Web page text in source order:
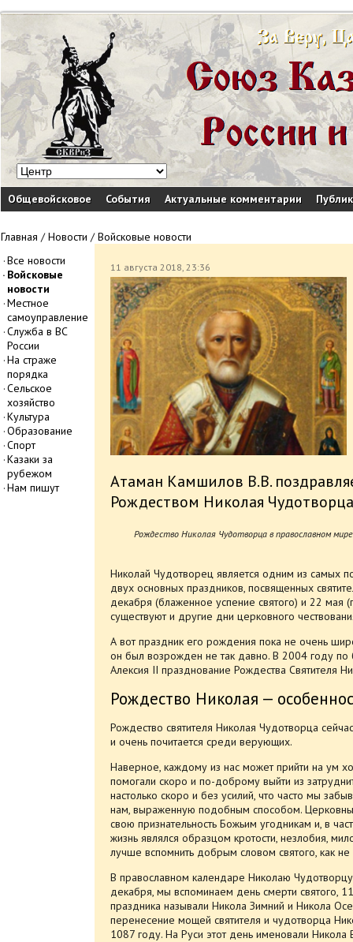
Общевойсковое События Актуальные комментарии
Главная /Новости /Войсковые новости
Все новости
Войсковые
новости
Местное
самоуправление
Служба в ВС
России
На страже
порядка
Сельское
хозяйство
Культура
Образование
Спорт
Казаки за
рубежом
Нам пишут
11 августа 2018, 23:36
Атаман Камшилов В.В.
Рождеством Николая Чудотворца
Рождество Николая Чудотворца в православном
Николай Чудотворец является одним из самых
двух основных праздников, посвященных
декабря (блаженное успение святого) и 22 мая
существуют и другие дни церковного
А вот праздник его рождения пока не очень
он был возрожден не так давно. В 2004 году по
Алексия II празднование Рождества Святителя
Рождество Николая —
Рождество святителя Николая Чудотворца
и очень почитается среди верующих.
Наверное, каждому из нас может прийти на ум
помогали скоро и по-доброму выйти из
настолько скоро и без усилий, что часто мы
нам, выраженную подобным способом.
свою признательность Божьим угодникам и, в
жизнь являлся образцом кротости, незлобия,
лучше вспомнить добрым словом святого, как
В православном календаре Николаю
декабря, мы вспоминаем день смерти святого,
праздника называли Никола Зимний и Никола
перенесение мощей святителя и чудотворца
1087 году. На Руси этот день именовали Никола